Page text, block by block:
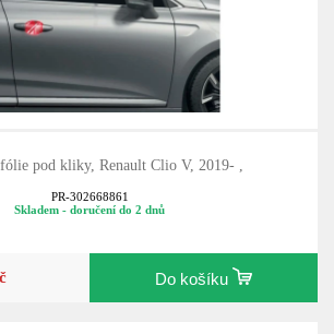
pod kliky, Renault Clio V, 2019- ,
PR-302668861
Skladem - doručení do 2 dnů
Do košíku